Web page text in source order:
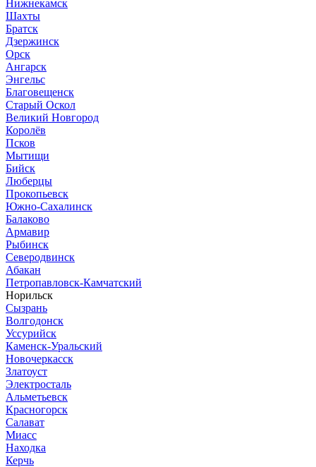
Нижнекамск
Шахты
Братск
Дзержинск
Орск
Ангарск
Энгельс
Благовещенск
Старый Оскол
Великий Новгород
Королёв
Псков
Мытищи
Бийск
Люберцы
Прокопьевск
Южно-Сахалинск
Балаково
Армавир
Рыбинск
Северодвинск
Абакан
Петропавловск-Камчатский
Норильск
Сызрань
Волгодонск
Уссурийск
Каменск-Уральский
Новочеркасск
Златоуст
Электросталь
Альметьевск
Красногорск
Салават
Миасс
Находка
Керчь